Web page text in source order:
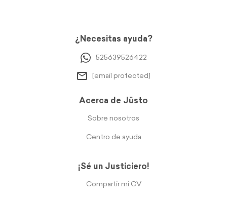
¿Necesitas ayuda?
525639526422
[email protected]
Acerca de Jüsto
Sobre nosotros
Centro de ayuda
¡Sé un Justiciero!
Compartir mi CV